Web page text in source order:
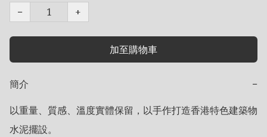
−
+
加至購物車
簡介
−
以重量、質感、溫度實體保留，以手作打造香港特色建築物
水泥擺設。